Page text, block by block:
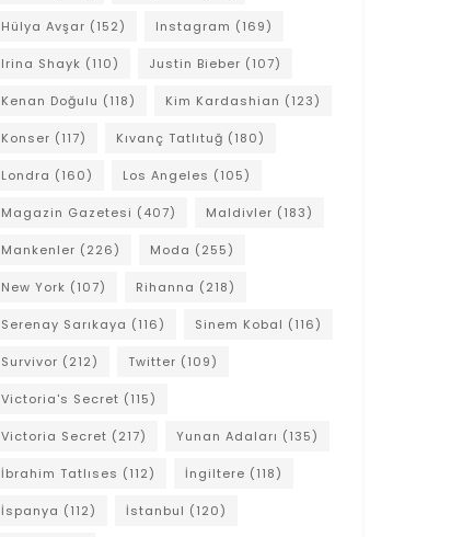
Hülya Avşar (152) Instagram (169)
Irina Shayk (110) Justin Bieber (107)
Kenan Doğulu (118) Kim Kardashian (123)
Konser (117) Kıvanç Tatlıtuğ (180)
Londra (160) Los Angeles (105)
Magazin Gazetesi (407) Maldivler (183)
Mankenler (226) Moda (255)
New York (107) Rihanna (218)
Serenay Sarıkaya (116) Sinem Kobal (116)
Survivor (212) Twitter (109)
Victoria's Secret (115)
Victoria Secret (217) Yunan Adaları (135)
İbrahim Tatlıses (112) İngiltere (118)
İspanya (112) İstanbul (120)